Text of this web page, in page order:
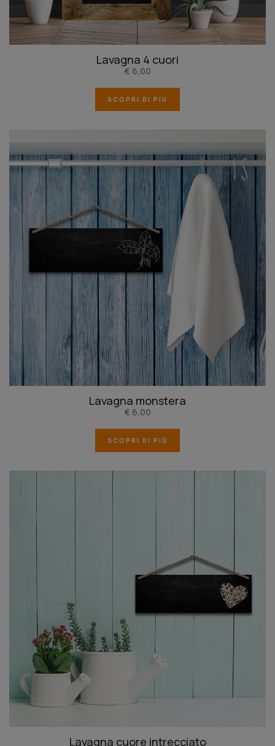
Lavagna 4 cuori
€ 6,00
SCOPRI DI PIÙ
Lavagna monstera
€ 6,00
SCOPRI DI PIÙ
Lavagna cuore intrecciato